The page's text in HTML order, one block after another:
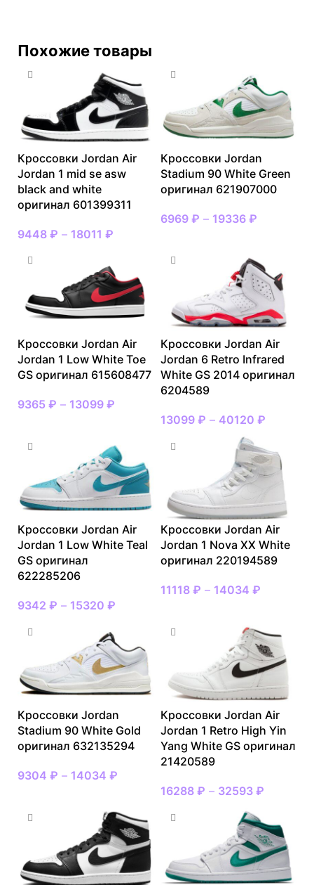
Похожие товары
Кроссовки Jordan Air
Jordan 1 mid se asw
black and white
оригинал 601399311
9448 ₽ – 18011 ₽
Кроссовки Jordan
Stadium 90 White Green
оригинал 621907000
6969 ₽ – 19336 ₽
Кроссовки Jordan Air
Jordan 1 Low White Toe
GS оригинал 615608477
9365 ₽ – 13099 ₽
Кроссовки Jordan Air
Jordan 6 Retro Infrared
White GS 2014 оригинал
6204589
13099 ₽ – 40120 ₽
Кроссовки Jordan Air
Jordan 1 Low White Teal
GS оригинал
622285206
9342 ₽ – 15320 ₽
Кроссовки Jordan Air
Jordan 1 Nova XX White
оригинал 220194589
11118 ₽ – 14034 ₽
Кроссовки Jordan
Stadium 90 White Gold
оригинал 632135294
9304 ₽ – 14034 ₽
Кроссовки Jordan Air
Jordan 1 Retro High Yin
Yang White GS оригинал
21420589
16288 ₽ – 32593 ₽